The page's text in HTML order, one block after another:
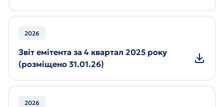
2026
Звіт емітента за 4 квартал 2025 року
(розміщено 31.01.26)
2026